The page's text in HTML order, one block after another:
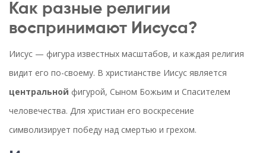
Как разные религии
воспринимают Иисуса?
Иисус — фигура известных масштабов, и каждая религия
видит его по-своему. В христианстве Иисус является
центральной фигурой, Сыном Божьим и Спасителем
человечества. Для христиан его воскресение
символизирует победу над смертью и грехом.